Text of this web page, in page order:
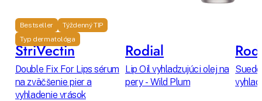
Bestseller
Týždenný TIP
Typ dermatológa
StriVectin
Double Fix For Lips sérum
na zväčšenie pier a
vyhladenie vrások
Rodial
Lip Oil vyhladzujúci olej na
pery - Wild Plum